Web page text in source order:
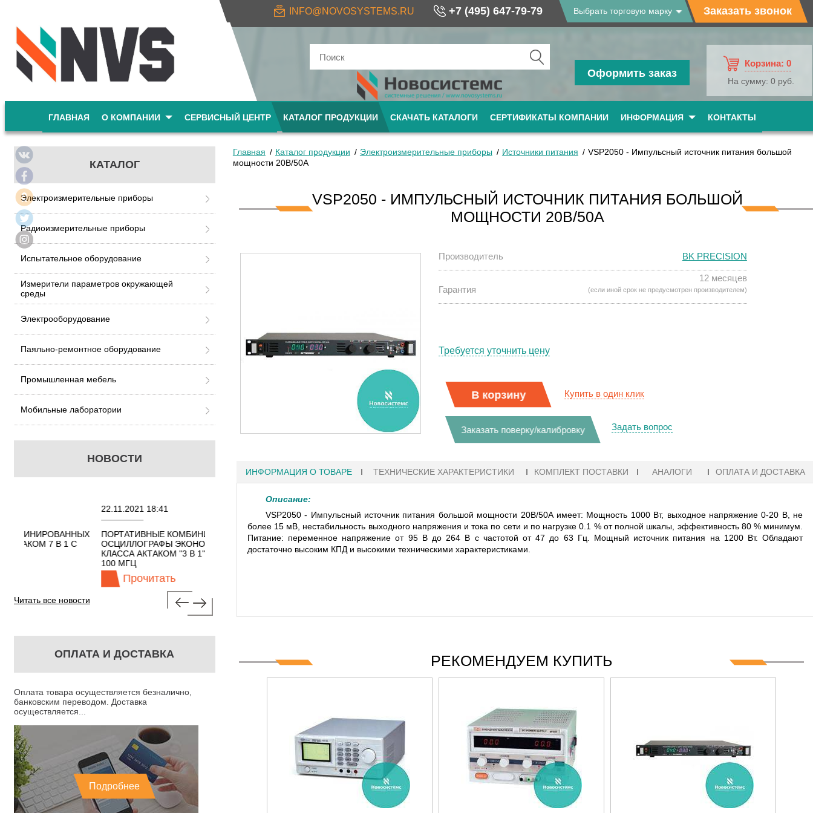
INFO@NOVOSYSTEMS.RU +7 (495) 647-79-79 Выбрать торговую марку Заказать звонок
Оформить заказ
Корзина: 0
На сумму: 0 руб.
ГЛАВНАЯ О КОМПАНИИ СЕРВИСНЫЙ ЦЕНТР КАТАЛОГ ПРОДУКЦИИ СКАЧАТЬ КАТАЛОГИ СЕРТИФИКАТЫ КОМПАНИИ ИНФОРМАЦИЯ КОНТАКТЫ
КАТАЛОГ
Электроизмерительные приборы
Радиоизмерительные приборы
Испытательное оборудование
Измерители параметров окружающей
среды
Электрооборудование
Паяльно-ремонтное оборудование
Промышленная мебель
Мобильные лаборатории
НОВОСТИ
22.11.2021 18:41
ПОРТАТИВНЫЕ КОМБИНИРОВАННЫЕ
ОСЦИЛЛОГРАФЫ ЭКОНОМНОГО
КЛАССА АКТАКОМ "3 В 1" С ПОЛОСОЙ
ОСЦИЛЛОГРАФЫ KEYSIGHT
TECHNOLOGIES СЕРИИ UXR
В НАЛИЧИИ! ZVH8, АНАЛИЗАТОР
КАБЕЛЕЙ И АНТЕНН, 100 КГЦ ДО 8 ГГЦ
(ГОСРЕЕСТР РФ)
Читать все новости
ОПЛАТА И ДОСТАВКА
Оплата товара осуществляется безналично,
банковским переводом. Доставка
осуществляется...
Подробнее
Главная Каталог продукции Электроизмерительные приборы Источники питания
VSP2050 - Импульсный источник питания большой
мощности 20В/50А
VSP2050 - ИМПУЛЬСНЫЙ ИСТОЧНИК ПИТАНИЯ БОЛЬШОЙ
МОЩНОСТИ 20В/50А
Производитель BK PRECISION
Гарантия
12 месяцев
(если иной срок не предусмотрен производителем)
Требуется уточнить цену
В корзину Купить в один клик
Заказать поверку/калибровку Задать вопрос
ИНФОРМАЦИЯ О ТОВАРЕ ТЕХНИЧЕСКИЕ ХАРАКТЕРИСТИКИ КОМПЛЕКТ ПОСТАВКИ АНАЛОГИ ОПЛАТА И ДОСТАВКА
Описание:
VSP2050 - Импульсный источник питания большой мощности 20В/50А имеет: Мощность 1000 Вт, выходное напряжение 0-20 В, не
более 15 мВ, нестабильность выходного напряжения и тока по сети и по нагрузке 0.1 % от полной шкалы, эффективность 80 % минимум.
Питание: переменное напряжение от 95 В до 264 В с частотой от 47 до 63 Гц. Мощный источник питания на 1200 Вт. Обладают
достаточно высоким КПД и высокими техническими характеристиками.
РЕКОМЕНДУЕМ КУПИТЬ